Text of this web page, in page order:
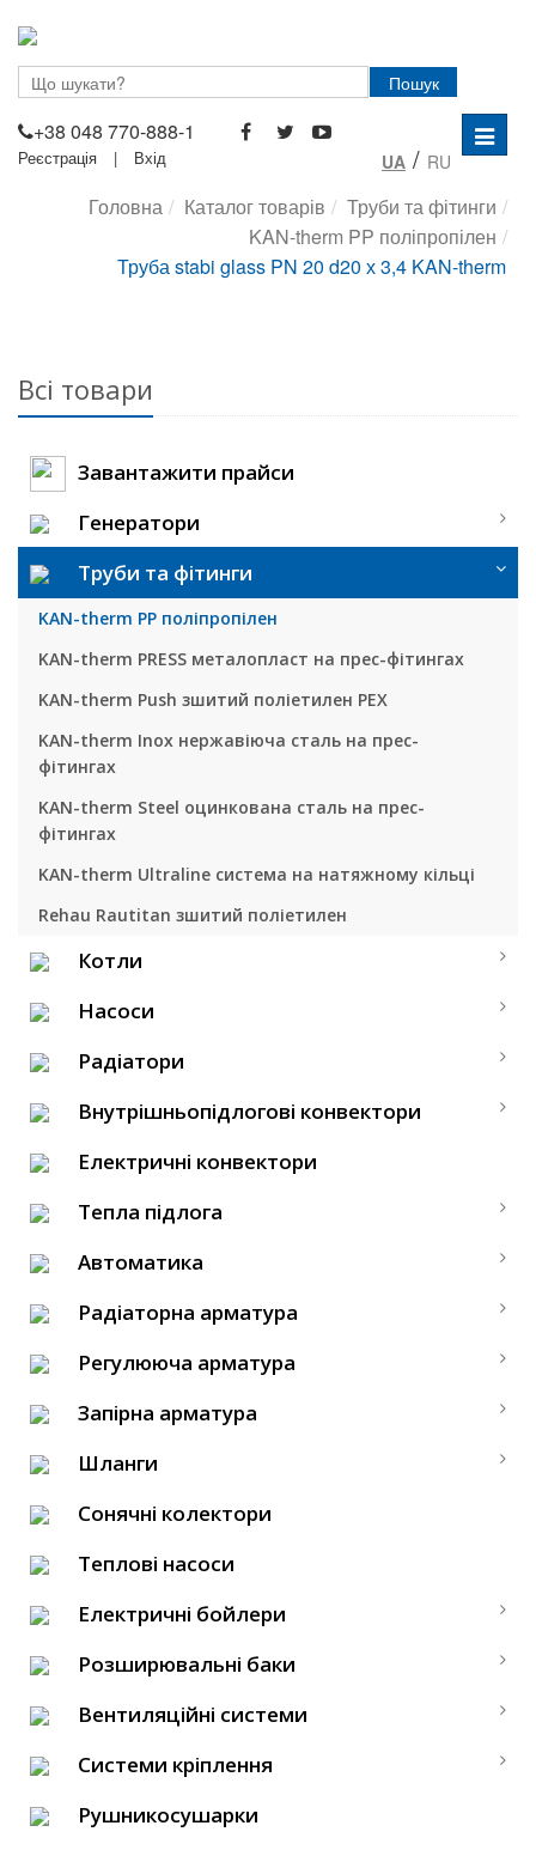
Пошук
+38 048 770-888-1
Реєстрація | Вхід UA / RU
Головна
Каталог товарів
Труби та фітинги
KAN-therm PP поліпропілен
Труба stabi glass PN 20 d20 х 3,4 KAN-therm
Всі товари
Завантажити прайси
Генератори
Труби та фітинги
KAN-therm PP поліпропілен
KAN-therm PRESS металопласт на прес-фітингах
KAN-therm Push зшитий поліетилен PEX
KAN-therm Inox нержавіюча сталь на прес-
фітингах
KAN-therm Steel оцинкована сталь на прес-
фітингах
KAN-therm Ultraline система на натяжному кільці
Rehau Rautitan зшитий поліетилен
Котли
Насоси
Радіатори
Внутрішньопідлогові конвектори
Електричні конвектори
Тепла підлога
Автоматика
Радіаторна арматура
Регулююча арматура
Запірна арматура
Шланги
Сонячні колектори
Теплові насоси
Електричні бойлери
Розширювальні баки
Вентиляційні системи
Системи кріплення
Рушникосушарки